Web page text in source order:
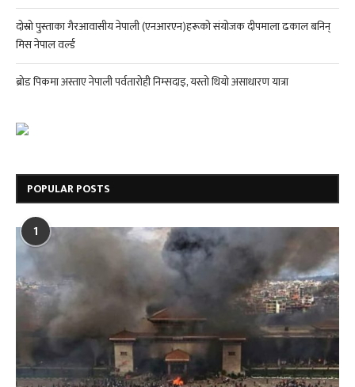
दोस्रो पुस्ताका गैरआवासीय नेपाली (एनआरएन)हरूको संयोजक दीपमाला ढकाल बनिन्
मिस नेपाल वर्ल्ड
ब्रोड पिकमा अस्ताए नेपाली पर्वतारोही निम्सदाइ, यस्तो थियो असाधारण यात्रा
POPULAR POSTS
1